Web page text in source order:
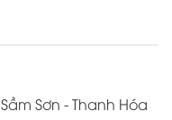
Sầm Sơn - Thanh Hóa